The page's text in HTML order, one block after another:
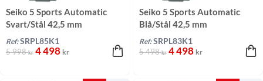
Seiko 5 Sports Automatic
Svart/Stål 42,5 mm
Ref: SRPL85K1
5 998kr 4 498 kr
Seiko 5 Sports Automatic
Blå/Stål 42,5 mm
Ref: SRPL83K1
5 498kr 4 498 kr